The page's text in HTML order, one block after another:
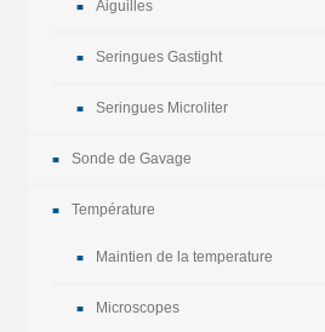
Aiguilles
Seringues Gastight
Seringues Microliter
Sonde de Gavage
Température
Maintien de la temperature
Microscopes